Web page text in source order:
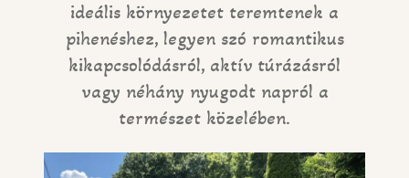
ideális környezetet teremtenek a
pihenéshez, legyen szó romantikus
kikapcsolódásról, aktív túrázásról
vagy néhány nyugodt napról a
természet közelében.